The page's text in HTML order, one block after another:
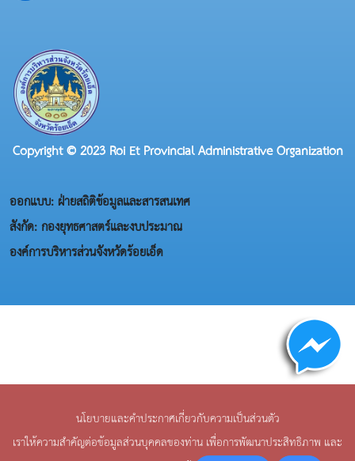
Copyright © 2023 Roi Et Provincial Administrative Organization
ออกแบบ: ฝ่ายสถิติข้อมูลและสารสนเทศ
สังกัด: กองยุทธศาสตร์และงบประมาณ
องค์การบริหารส่วนจังหวัดร้อยเอ็ด
นโยบายและคำประกาศเกี่ยวกับความเป็นส่วนตัว
เราให้ความสำคัญต่อข้อมูลส่วนบุคคลของท่าน เพื่อการพัฒนาประสิทธิภาพ และ